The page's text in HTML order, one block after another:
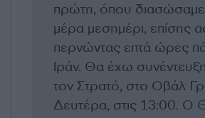
πρώτη, όπου διασώσαμε
μέρα μεσημέρι, επίσης
περνώντας επτά ώρες
Ιράν. Θα έχω
τον Στρατό, στο Οβάλ
Δευτέρα, στις 13:00. Ο